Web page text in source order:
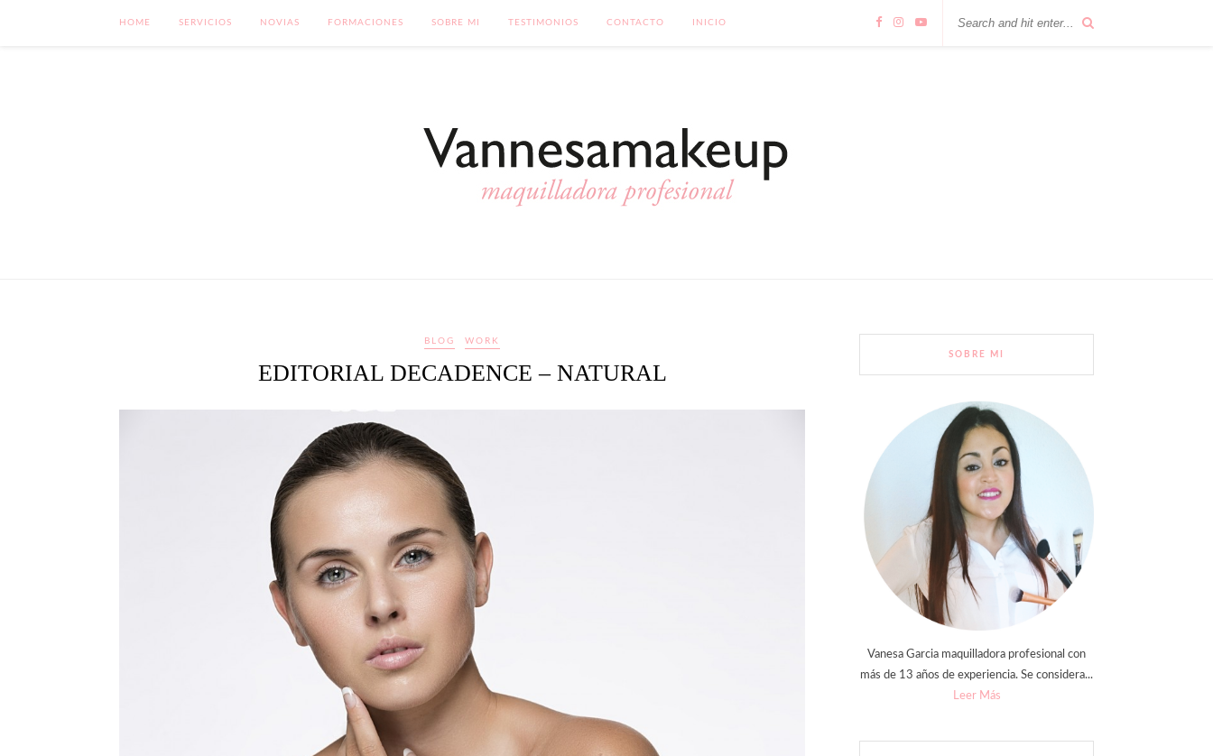
HOME SERVICIOS NOVIAS FORMACIONES SOBRE MI TESTIMONIOS CONTACTO INICIO
BLOG WORK
EDITORIAL DECADENCE – NATURAL
SOBRE MI
Vanesa Garcia maquilladora profesional con
más de 13 años de experiencia. Se considera...
Leer Más